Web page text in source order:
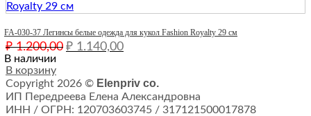
FA-030-37 Легинсы белые одежда для кукол Fashion Royalty 29 см
₽1.200,00 Первоначальная
₽ 1.200,00.
₽ 1.140,00Текущая
В наличии
В корзину
Copyright 2026 © Elenpriv co.
ИП Передреева Елена Александровна
ИНН / ОГРН: 120703603745 / 317121500017878